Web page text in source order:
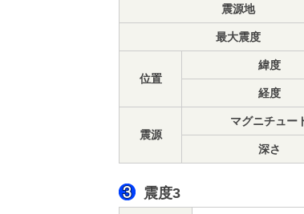
震源地
最大震度
位置
緯度
経度
震源
マグニチュー
深さ
震度3